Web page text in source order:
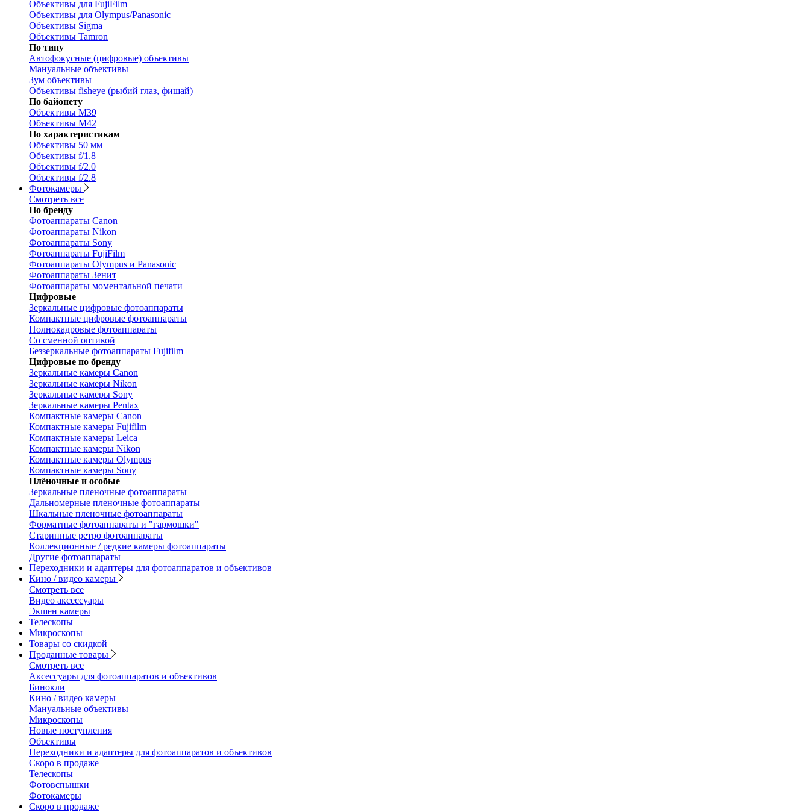
Объективы для FujiFilm
Объективы для Olympus/Panasonic
Объективы Sigma
Объективы Tamron
По типу
Автофокусные (цифровые) объективы
Мануальные объективы
Зум объективы
Объективы fisheye (рыбий глаз, фишай)
По байонету
Объективы M39
Объективы M42
По характеристикам
Объективы 50 мм
Объективы f/1.8
Объективы f/2.0
Объективы f/2.8
Фотокамеры
Смотреть все
По бренду
Фотоаппараты Canon
Фотоаппараты Nikon
Фотоаппараты Sony
Фотоаппараты FujiFilm
Фотоаппараты Olympus и Panasonic
Фотоаппараты Зенит
Фотоаппараты моментальной печати
Цифровые
Зеркальные цифровые фотоаппараты
Компактные цифровые фотоаппараты
Полнокадровые фотоаппараты
Со сменной оптикой
Беззеркальные фотоаппараты Fujifilm
Цифровые по бренду
Зеркальные камеры Canon
Зеркальные камеры Nikon
Зеркальные камеры Sony
Зеркальные камеры Pentax
Компактные камеры Canon
Компактные камеры Fujifilm
Компактные камеры Leica
Компактные камеры Nikon
Компактные камеры Olympus
Компактные камеры Sony
Плёночные и особые
Зеркальные пленочные фотоаппараты
Дальномерные пленочные фотоаппараты
Шкальные пленочные фотоаппараты
Форматные фотоаппараты и "гармошки"
Старинные ретро фотоаппараты
Коллекционные / редкие камеры фотоаппараты
Другие фотоаппараты
Переходники и адаптеры для фотоаппаратов и объективов
Кино / видео камеры
Смотреть все
Видео аксессуары
Экшен камеры
Телескопы
Микроскопы
Товары со скидкой
Проданные товары
Смотреть все
Аксессуары для фотоаппаратов и объективов
Бинокли
Кино / видео камеры
Мануальные объективы
Микроскопы
Новые поступления
Объективы
Переходники и адаптеры для фотоаппаратов и объективов
Скоро в продаже
Телескопы
Фотовспышки
Фотокамеры
Скоро в продаже